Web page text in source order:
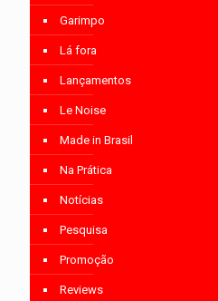
Garimpo
Lá fora
Lançamentos
Le Noise
Made in Brasil
Na Prática
Notícias
Pesquisa
Promoção
Reviews